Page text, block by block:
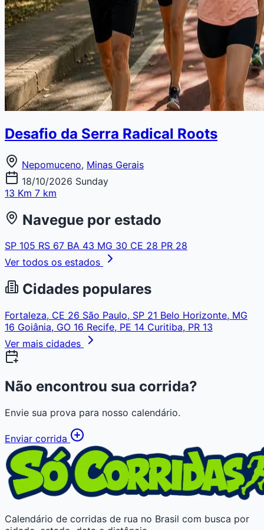
Desafio da Serra Radical Roots
Nepomuceno, Minas Gerais
18/10/2026 Sunday
13 Km 7 km
Navegue por estado
SP 105 RS 67 BA 43 MG 30 CE 28 PR 28
Ver todos os estados
Cidades populares
Fortaleza, CE 26 São Paulo, SP 21 Belo Horizonte, MG
16 Goiânia, GO 16 Recife, PE 14 Curitiba, PR 13
Ver mais cidades
Não encontrou sua corrida?
Envie sua prova para nosso calendário.
Enviar corrida
Calendário de corridas de rua no Brasil com busca por